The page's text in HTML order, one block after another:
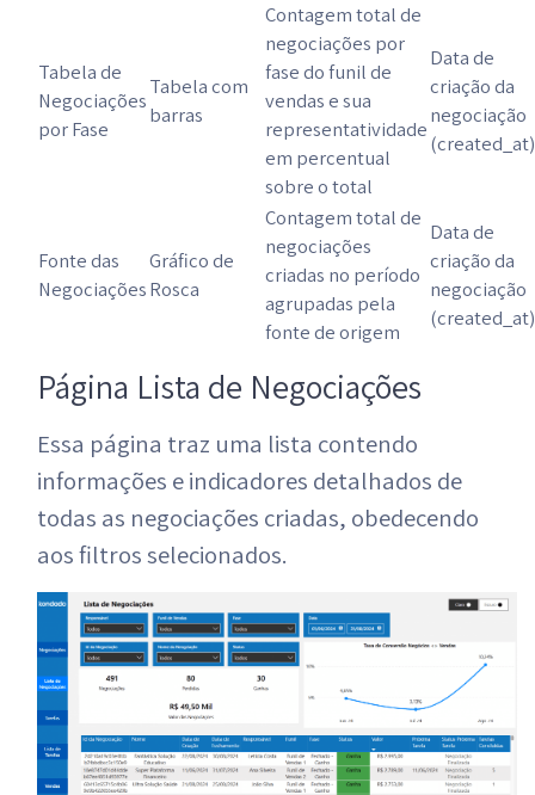
Tabela de
Negociações
por Fase
Tabela com
barras
Contagem total de
negociações por
fase do funil de
vendas e sua
representatividade
em percentual
sobre o total
Data de
criação da
negociação
(created_at)
Fonte das
Negociações
Gráfico de
Rosca
Contagem total de
negociações
criadas no período
agrupadas pela
fonte de origem
Data de
criação da
negociação
(created_at)
Página Lista de Negociações
Essa página traz uma lista contendo
informações e indicadores detalhados de
todas as negociações criadas, obedecendo
aos filtros selecionados.